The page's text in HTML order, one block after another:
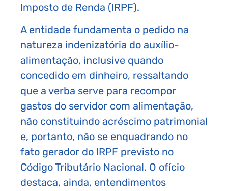
Imposto de Renda (IRPF).
A entidade fundamenta o pedido na
natureza indenizatória do auxílio-
alimentação, inclusive quando
concedido em dinheiro, ressaltando
que a verba serve para recompor
gastos do servidor com alimentação,
não constituindo acréscimo patrimonial
e, portanto, não se enquadrando no
fato gerador do IRPF previsto no
Código Tributário Nacional. O ofício
destaca, ainda, entendimentos